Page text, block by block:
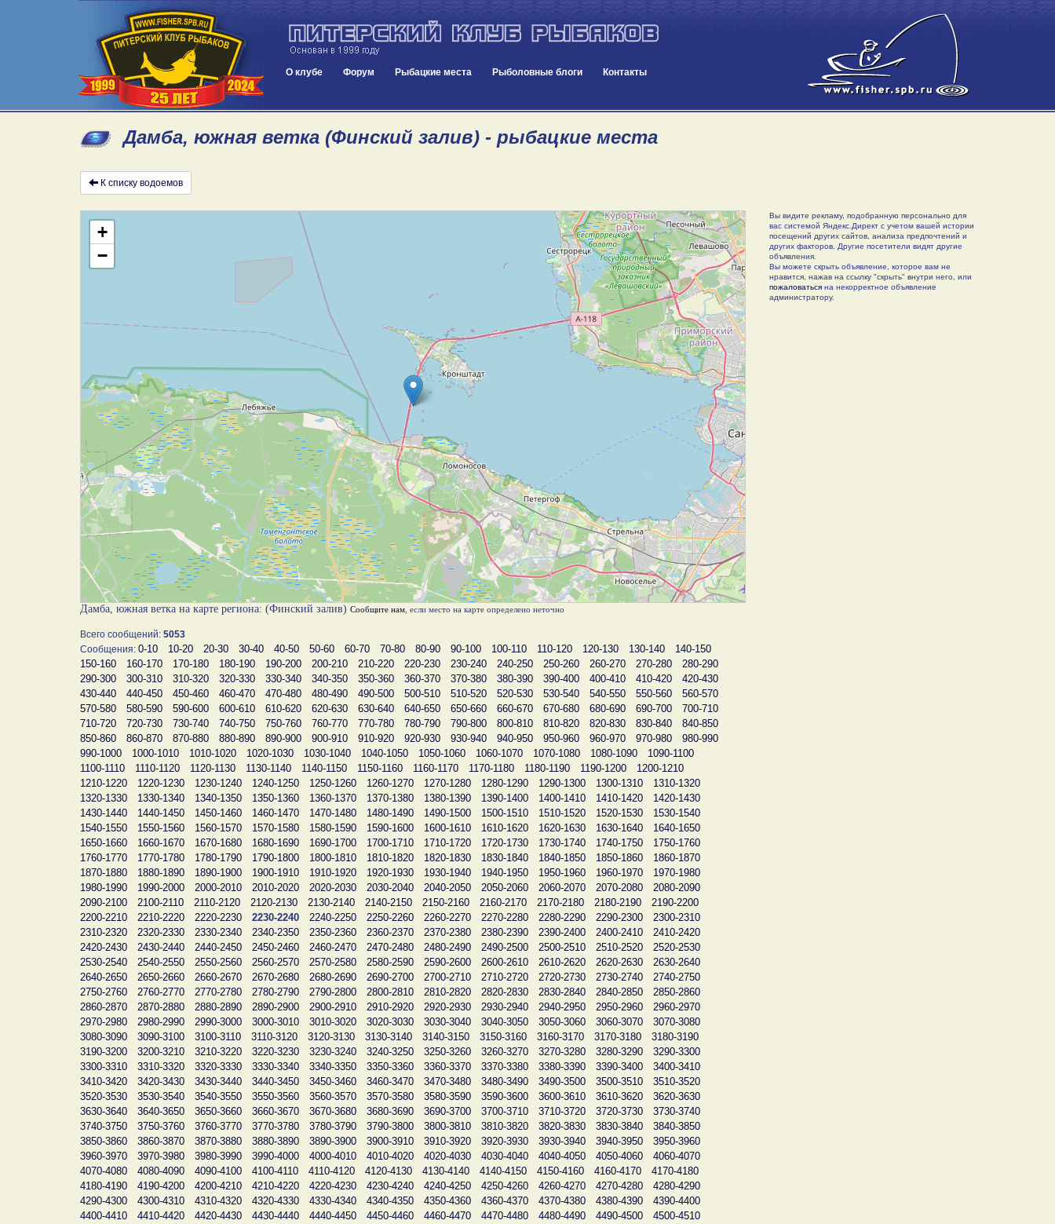
О клубе Форум Рыбацкие места Рыболовные блоги Контакты
Дамба, южная ветка (Финский залив) - рыбацкие места
К списку водоемов
+
−
Дамба, южная ветка на карте региона: (Финский залив) Сообщите нам , если место на карте определено неточно
Всего сообщений: 5053
Сообщения: 0-10 10-20 20-30 30-40 40-50 50-60 60-70 70-80 80-90 90-100 100-110 110-120 120-130 130-140
140-150
150-160
160-170 170-180 180-190 190-200 200-210 210-220 220-230 230-240 240-250 250-260 260-270 270-280
280-290
290-300
300-310 310-320 320-330 330-340 340-350 350-360 360-370 370-380 380-390 390-400 400-410 410-420
420-430
430-440
440-450 450-460 460-470 470-480 480-490 490-500 500-510 510-520 520-530 530-540 540-550 550-560
560-570
570-580
580-590 590-600 600-610 610-620 620-630 630-640 640-650 650-660 660-670 670-680 680-690 690-700
700-710
710-720
720-730 730-740 740-750 750-760 760-770 770-780 780-790 790-800 800-810 810-820 820-830 830-840
840-850
850-860
860-870 870-880 880-890 890-900 900-910 910-920 920-930 930-940 940-950 950-960 960-970 970-980
980-990
990-1000
1000-1010 1010-1020 1020-1030 1030-1040 1040-1050 1050-1060 1060-1070 1070-1080 1080-1090
1090-1100
1100-1110
1110-1120 1120-1130 1130-1140 1140-1150 1150-1160 1160-1170 1170-1180 1180-1190 1190-1200
1200-1210
1210-1220
1220-1230 1230-1240 1240-1250 1250-1260 1260-1270 1270-1280 1280-1290 1290-1300 1300-1310
1310-1320
1320-1330
1330-1340 1340-1350 1350-1360 1360-1370 1370-1380 1380-1390 1390-1400 1400-1410 1410-1420
1420-1430
1430-1440
1440-1450 1450-1460 1460-1470 1470-1480 1480-1490 1490-1500 1500-1510 1510-1520 1520-1530
1530-1540
1540-1550
1550-1560 1560-1570 1570-1580 1580-1590 1590-1600 1600-1610 1610-1620 1620-1630 1630-1640
1640-1650
1650-1660
1660-1670 1670-1680 1680-1690 1690-1700 1700-1710 1710-1720 1720-1730 1730-1740 1740-1750
1750-1760
1760-1770
1770-1780 1780-1790 1790-1800 1800-1810 1810-1820 1820-1830 1830-1840 1840-1850 1850-1860
1860-1870
1870-1880
1880-1890 1890-1900 1900-1910 1910-1920 1920-1930 1930-1940 1940-1950 1950-1960 1960-1970
1970-1980
1980-1990
1990-2000 2000-2010 2010-2020 2020-2030 2030-2040 2040-2050 2050-2060 2060-2070 2070-2080
2080-2090
2090-2100
2100-2110 2110-2120 2120-2130 2130-2140 2140-2150 2150-2160 2160-2170 2170-2180 2180-2190
2190-2200
2200-2210
2210-2220 2220-2230 2230-2240 2240-2250 2250-2260 2260-2270 2270-2280 2280-2290 2290-2300
2300-2310
2310-2320
2320-2330 2330-2340 2340-2350 2350-2360 2360-2370 2370-2380 2380-2390 2390-2400 2400-2410
2410-2420
2420-2430
2430-2440 2440-2450 2450-2460 2460-2470 2470-2480 2480-2490 2490-2500 2500-2510 2510-2520
2520-2530
2530-2540
2540-2550 2550-2560 2560-2570 2570-2580 2580-2590 2590-2600 2600-2610 2610-2620 2620-2630
2630-2640
2640-2650
2650-2660 2660-2670 2670-2680 2680-2690 2690-2700 2700-2710 2710-2720 2720-2730 2730-2740
2740-2750
2750-2760
2760-2770 2770-2780 2780-2790 2790-2800 2800-2810 2810-2820 2820-2830 2830-2840 2840-2850
2850-2860
2860-2870
2870-2880 2880-2890 2890-2900 2900-2910 2910-2920 2920-2930 2930-2940 2940-2950 2950-2960
2960-2970
2970-2980
2980-2990 2990-3000 3000-3010 3010-3020 3020-3030 3030-3040 3040-3050 3050-3060 3060-3070
3070-3080
3080-3090
3090-3100 3100-3110 3110-3120 3120-3130 3130-3140 3140-3150 3150-3160 3160-3170 3170-3180
3180-3190
3190-3200
3200-3210 3210-3220 3220-3230 3230-3240 3240-3250 3250-3260 3260-3270 3270-3280 3280-3290
3290-3300
3300-3310
3310-3320 3320-3330 3330-3340 3340-3350 3350-3360 3360-3370 3370-3380 3380-3390 3390-3400
3400-3410
3410-3420
3420-3430 3430-3440 3440-3450 3450-3460 3460-3470 3470-3480 3480-3490 3490-3500 3500-3510
3510-3520
3520-3530
3530-3540 3540-3550 3550-3560 3560-3570 3570-3580 3580-3590 3590-3600 3600-3610 3610-3620
3620-3630
3630-3640
3640-3650 3650-3660 3660-3670 3670-3680 3680-3690 3690-3700 3700-3710 3710-3720 3720-3730
3730-3740
3740-3750
3750-3760 3760-3770 3770-3780 3780-3790 3790-3800 3800-3810 3810-3820 3820-3830 3830-3840
3840-3850
3850-3860
3860-3870 3870-3880 3880-3890 3890-3900 3900-3910 3910-3920 3920-3930 3930-3940 3940-3950
3950-3960
3960-3970
3970-3980 3980-3990 3990-4000 4000-4010 4010-4020 4020-4030 4030-4040 4040-4050 4050-4060
4060-4070
4070-4080
4080-4090 4090-4100 4100-4110 4110-4120 4120-4130 4130-4140 4140-4150 4150-4160 4160-4170
4170-4180
4180-4190
4190-4200 4200-4210 4210-4220 4220-4230 4230-4240 4240-4250 4250-4260 4260-4270 4270-4280
4280-4290
4290-4300
4300-4310 4310-4320 4320-4330 4330-4340 4340-4350 4350-4360 4360-4370 4370-4380 4380-4390
4390-4400
4400-4410
4410-4420 4420-4430 4430-4440 4440-4450 4450-4460 4460-4470 4470-4480 4480-4490 4490-4500
4500-4510
Вы видите рекламу, подобранную персонально для
вас системой Яндекс.Директ с учетом вашей истории
посещений других сайтов, анализа предпочтений и
других факторов. Другие посетители видят другие
объявления.
Вы можете скрыть объявление, которое вам не
нравится, нажав на ссылку "скрыть" внутри него, или
пожаловатьсяна некорректное объявление
администратору.